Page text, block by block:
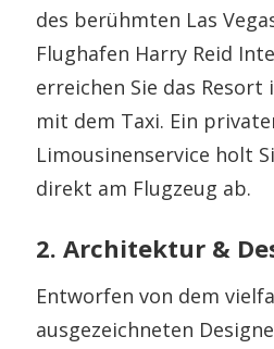
des berühmten Las
Flughafen Harry Reid
erreichen Sie das
mit dem Taxi. Ein
Limousinenservice holt
direkt am Flugzeug ab.
2. Architektur &
Entworfen von dem
ausgezeichneten